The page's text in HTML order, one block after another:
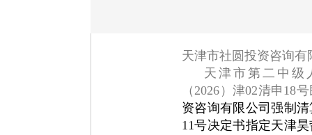
天津市社圆投资咨询有
天津市第二中级
（2026）津02清申18
资咨询有限公司强制
11号决定书指定天津